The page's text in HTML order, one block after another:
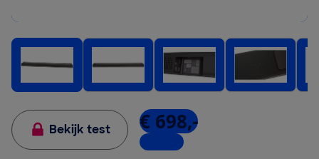
Bekijk test € 698,-
1 winkel